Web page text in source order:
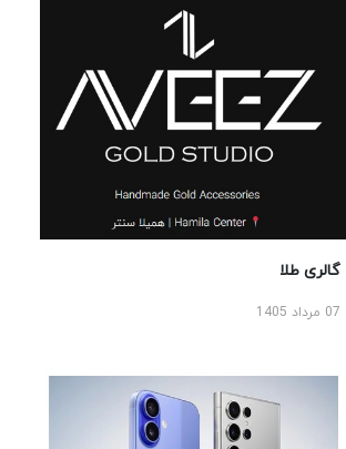
گالری طلا
07 مرداد 1405